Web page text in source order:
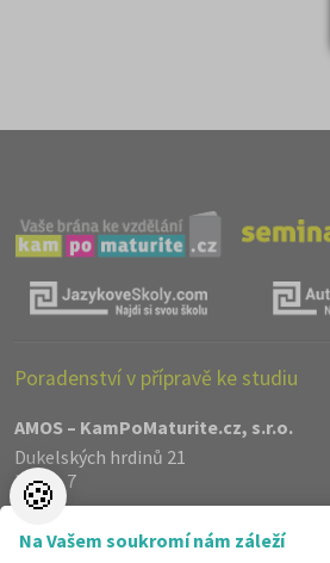
Poradenství v přípravě ke studiu
AMOS – KamPoMaturite.cz, s.r.o.
Dukelských hrdinů 21
Praha 7
170 00
info@kampomaturite.cz
🍪
Na Vašem soukromí nám záleží